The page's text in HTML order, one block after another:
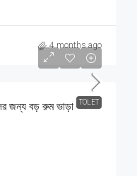
4 months ago
TOLET
জন্য বড় রুম ভাড়া